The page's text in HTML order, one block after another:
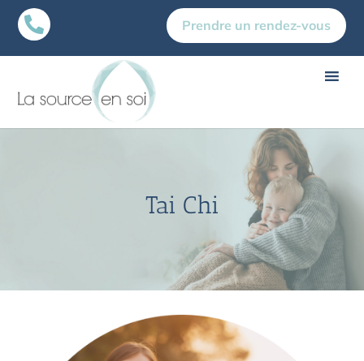
 Prendre un rendez-vous
Tai Chi